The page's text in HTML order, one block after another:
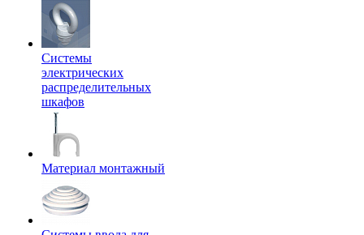
Системы
электрических
распределительных
шкафов
Материал монтажный